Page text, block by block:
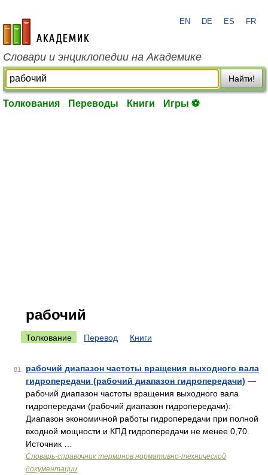
academic.ru
EN DE ES FR
Словари и энциклопедии на Академике
Найти!
Толкования Переводы Книги Игры ⚽
рабочий
Толкование Перевод Книги
81
рабочий диапазон частоты вращения выходного вала
гидропередачи (рабочий диапазон гидропередачи) —
рабочий диапазон частоты вращения выходного вала
гидропередачи (рабочий диапазон гидропередачи):
Диапазон экономичной работы гидропередачи при полной
входной мощности и КПД гидропередачи не менее 0,70.
Источник …
Словарь-справочник терминов нормативно-технической
документации